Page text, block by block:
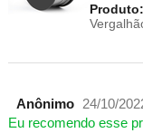
Produto:
Anônimo
24/10/
Eu recomendo esse